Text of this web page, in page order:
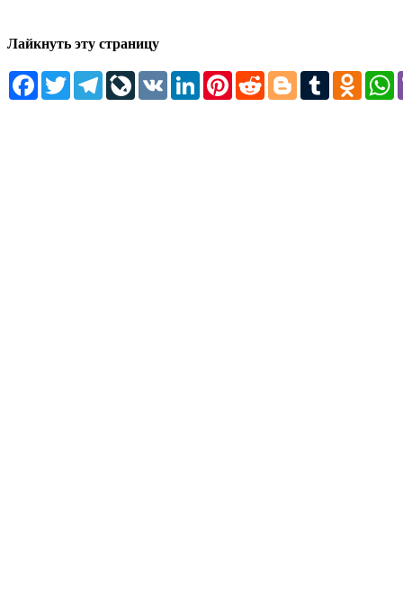
Лайкнуть эту страницу
FacebookTwitterTelegramLiveJournal
VK LinkedInPinterestRedditBloggerTumblr